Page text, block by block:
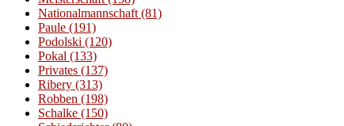
Nationalmannschaft (81)
Paule (191)
Podolski (120)
Pokal (133)
Privates (137)
Ribery (313)
Robben (198)
Schalke (150)